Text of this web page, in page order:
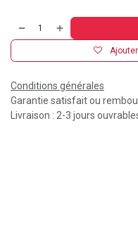
Conditions générales
Garantie satisfait ou
Livraison : 2-3 jours